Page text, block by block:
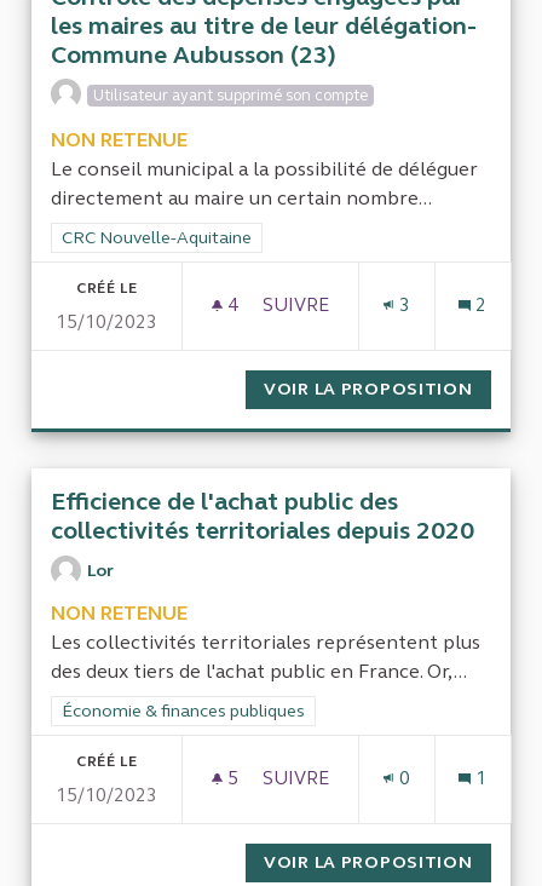
les maires au titre de leur délégation-
Commune Aubusson (23)
Utilisateur ayant supprimé son compte
NON RETENUE
Le conseil municipal a la possibilité de déléguer
directement au maire un certain nombre...
Filtrer les résultats de la catégorie : CRC Nouvelle-Aquitaine
CRC Nouvelle-Aquitaine
CRÉÉ LE
15/10/2023
4 4 ABONNÉS
SUIVRE
3 2
VOIR LA PROPOSITION
Efficience de l'achat public des
collectivités territoriales depuis 2020
Lor
NON RETENUE
Les collectivités territoriales représentent plus
des deux tiers de l'achat public en France. Or,...
Filtrer les résultats de la catégorie : Économie & finances
Économie & finances publiques
CRÉÉ LE
15/10/2023
5 5 ABONNÉS
SUIVRE
0 1
VOIR LA PROPOSITION